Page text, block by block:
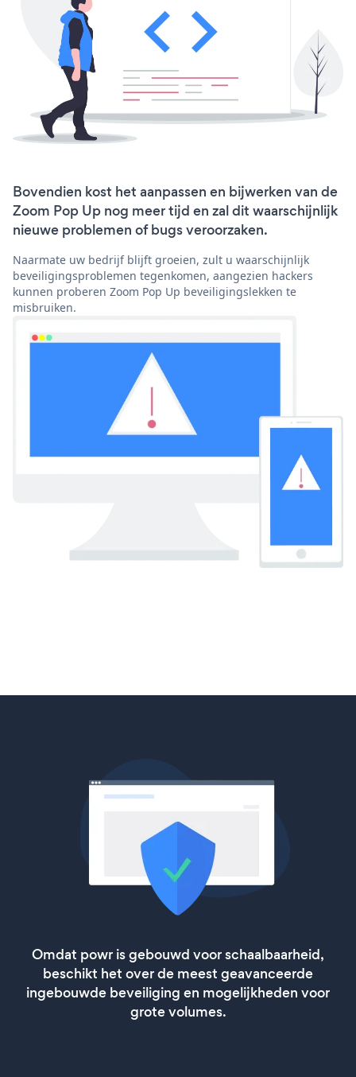
Bovendien kost het aanpassen en bijwerken van de
Zoom Pop Up nog meer tijd en zal dit waarschijnlijk
nieuwe problemen of bugs veroorzaken.
Naarmate uw bedrijf blijft groeien, zult u waarschijnlijk
beveiligingsproblemen tegenkomen, aangezien hackers
kunnen proberen Zoom Pop Up beveiligingslekken te
misbruiken.
Omdat powr is gebouwd voor schaalbaarheid,
beschikt het over de meest geavanceerde
ingebouwde beveiliging en mogelijkheden voor
grote volumes.